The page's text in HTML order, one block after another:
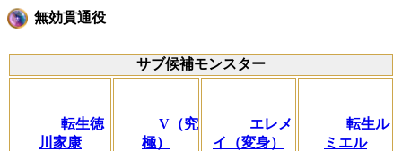
無効貫通役
サブ候補モンスター
転生徳
川家康
V（究
極）
エレメ
イ（変身）
転生ル
ミエル